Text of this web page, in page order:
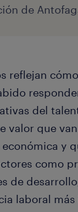
de
reflejan
del
valor que
y
como
de
laboral